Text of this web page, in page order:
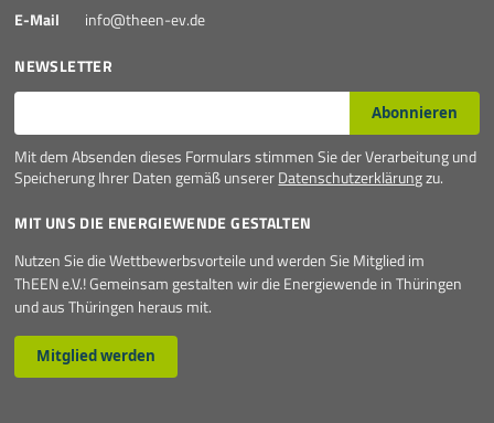
E-Mail
info@theen-ev.de
NEWSLETTER
E-Mail* Abonnieren
Mit dem Absenden dieses Formulars stimmen Sie der Verarbeitung und
Speicherung Ihrer Daten gemäß unsererDatenschutzerklärungzu.
MIT UNS DIE ENERGIEWENDE GESTALTEN
Nutzen Sie die Wettbewerbsvorteile und werden Sie Mitglied im
ThEEN e.V.! Gemeinsam gestalten wir die Energiewende in Thüringen
und aus Thüringen heraus mit.
Mitglied werden